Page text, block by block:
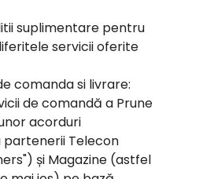
suplimentare pentru
servicii oferite
comanda si livrare:
de comandă a Prune
acorduri
Telecon
și Magazine (astfel